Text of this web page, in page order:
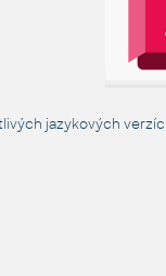
jazykových